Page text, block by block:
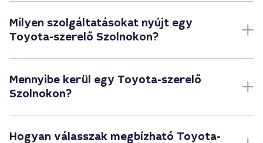
Milyen szolgáltatásokat nyújt egy
Toyota-szerelő Szolnokon?
Mennyibe kerül egy Toyota-szerelő
Szolnokon?
Hogyan válasszak megbízható Toyota-